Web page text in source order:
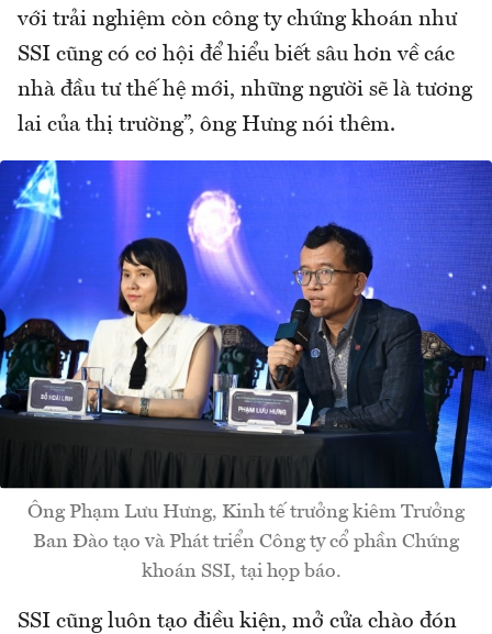
với trải nghiệm còn công ty chứng khoán như
SSI cũng có cơ hội để hiểu biết sâu hơn về các
nhà đầu tư thế hệ mới, những người sẽ là tương
lai của thị trường”, ông Hưng nói thêm.
Ông Phạm Lưu Hưng, Kinh tế trưởng kiêm Trưởng
Ban Đào tạo và Phát triển Công ty cổ phần Chứng
khoán SSI, tại họp báo.
SSI cũng luôn tạo điều kiện, mở cửa chào đón